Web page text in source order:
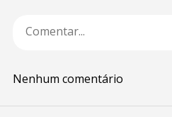
Nenhum comentário